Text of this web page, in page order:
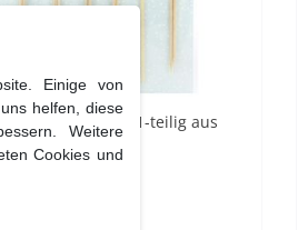
Nummern 11-teilig aus
Karton
Einige von
helfen, diese
Weitere
Cookies und